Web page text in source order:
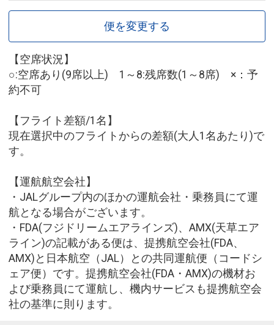
便を変更する
【空席状況】
○:空席あり(9席以上) 1～8:残席数(1～8席) ×：予
約不可
【フライト差額/1名】
現在選択中のフライトからの差額(大人1名あたり)で
す。
【運航航空会社】
・JALグループ内のほかの運航会社・乗務員にて運
航となる場合がございます。
・FDA(フジドリームエアラインズ)、AMX(天草エア
ライン)の記載がある便は、提携航空会社(FDA、
AMX)と日本航空（JAL）との共同運航便（コードシ
ェア便）です。提携航空会社(FDA・AMX)の機材お
よび乗務員にて運航し、機内サービスも提携航空会
社の基準に則ります。